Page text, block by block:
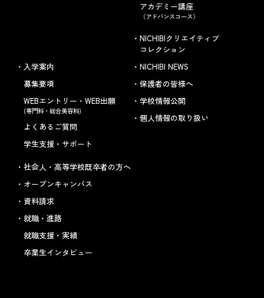
アカデミー講座
（アドバンスコース）
NICHIBIクリエイティブ
コレクション
入学案内
募集要項
WEBエントリー・WEB出願
(専門科・総合美容科)
よくあるご質問
学生支援・サポート
社会人・高等学校既卒者の方へ
オープンキャンパス
資料請求
就職・進路
就職支援・実績
卒業生インタビュー
NICHIBI NEWS
保護者の皆様へ
学校情報公開
個人情報の取り扱い